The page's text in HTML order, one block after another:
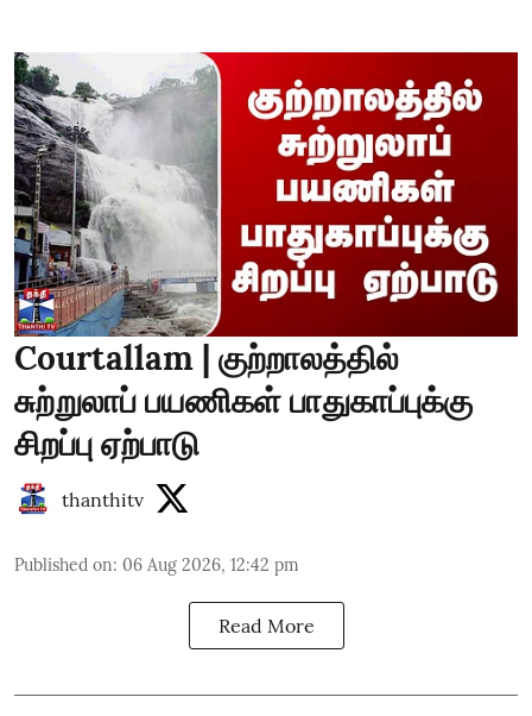
Courtallam | குற்றாலத்தில்
சுற்றுலாப் பயணிகள் பாதுகாப்புக்கு
சிறப்பு ஏற்பாடு
thanthitv
Published on: 06 Aug 2026, 12:42 pm
Read More